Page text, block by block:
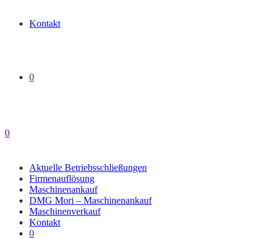
Kontakt
0
0
Aktuelle Betriebsschließungen
Firmenauflösung
Maschinenankauf
DMG Mori – Maschinenankauf
Maschinenverkauf
Kontakt
0